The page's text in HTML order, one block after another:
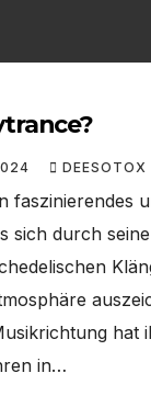
DEESOTOX
faszinierendes
sich durch
hat
in…